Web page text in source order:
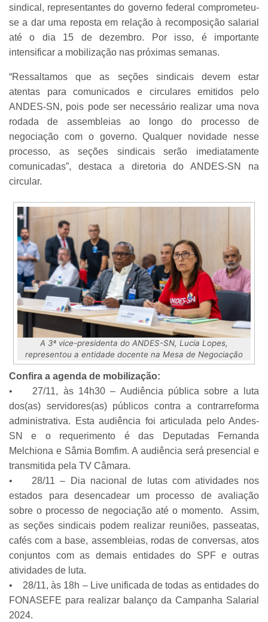
sindical, representantes do governo federal comprometeu-
se a dar uma reposta em relação à recomposição salarial
até o dia 15 de dezembro. Por isso, é importante
intensificar a mobilização nas próximas semanas.
“Ressaltamos que as seções sindicais devem estar
atentas para comunicados e circulares emitidos pelo
ANDES-SN, pois pode ser necessário realizar uma nova
rodada de assembleias ao longo do processo de
negociação com o governo. Qualquer novidade nesse
processo, as seções sindicais serão imediatamente
comunicadas”, destaca a diretoria do ANDES-SN na
circular.
A 3ª vice-presidenta do ANDES-SN, Lucia Lopes,
representou a entidade docente na Mesa de Negociação
Confira a agenda de mobilização:
• 27/11, às 14h30 – Audiência pública sobre a luta
dos(as) servidores(as) públicos contra a contrarreforma
administrativa. Esta audiência foi articulada pelo Andes-
SN e o requerimento é das Deputadas Fernanda
Melchiona e Sâmia Bomfim. A audiência será presencial e
transmitida pela TV Câmara.
• 28/11 – Dia nacional de lutas com atividades nos
estados para desencadear um processo de avaliação
sobre o processo de negociação até o momento. Assim,
as seções sindicais podem realizar reuniões, passeatas,
cafés com a base, assembleias, rodas de conversas, atos
conjuntos com as demais entidades do SPF e outras
atividades de luta.
• 28/11, às 18h – Live unificada de todas as entidades do
FONASEFE para realizar balanço da Campanha Salarial
2024.